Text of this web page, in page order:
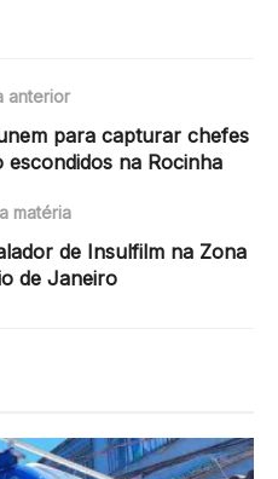
anterior
para capturar chefes
na Rocinha
matéria
de Insulfilm na Zona
de Janeiro